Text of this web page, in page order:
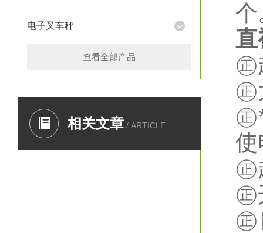
电子叉车秤
查看全部产品
相关文章 / ARTICLE
个
使